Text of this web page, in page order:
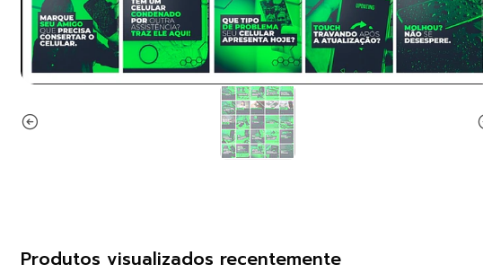
Produtos visualizados recentemente